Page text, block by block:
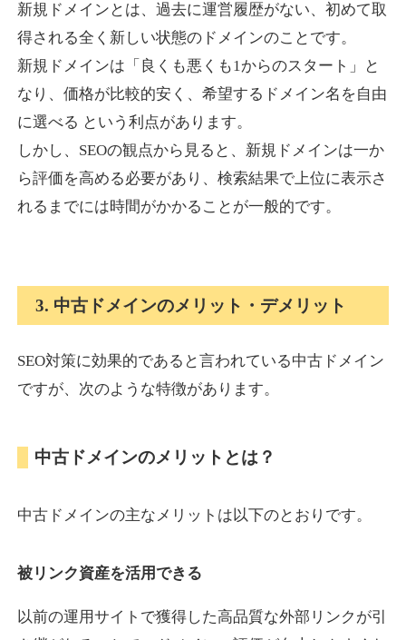
詳細を見る
lowslotfamilylocal.com
ジャンルその他
DA37 外部リンク数653 ドメイン年齢 1年
onlinepokerbetdansk.com
DA37 外部リンク数629 ドメイン年齢1年
10,800円 入札 0件
econopundit.com
外部リンク数 446
新規ドメインとは、過去に運営履歴がない、初めて取
得される全く新しい状態のドメインのことです。
新規ドメインは「良くも悪くも1からのスタート」と
なり、価格が比較的安く、希望するドメイン名を自由
に選べる という利点があります。
しかし、SEOの観点から見ると、新規ドメインは一か
ら評価を高める必要があり、検索結果で上位に表示さ
れるまでには時間がかかることが一般的です。
3. 中古ドメインのメリット・デメリット
SEO対策に効果的であると言われている中古ドメイン
ですが、次のような特徴があります。
中古ドメインのメリットとは？
中古ドメインの主なメリットは以下のとおりです。
被リンク資産を活用できる
以前の運用サイトで獲得した高品質な外部リンクが引